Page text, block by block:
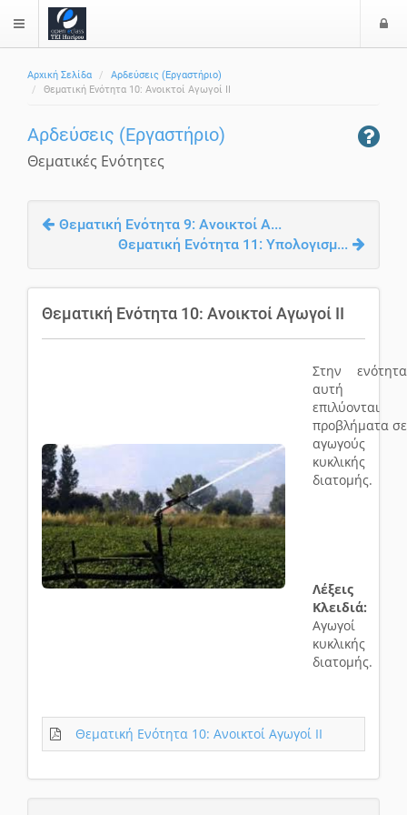
$langMenu
Αρχική Σελίδα
Αρδεύσεις (Εργαστήριο)
Θεματική Ενότητα 10: Ανοικτοί Αγωγοί ΙΙ
Αρδεύσεις (Εργαστήριο)
Θεματικές Ενότητες
Θεματική Ενότητα 9: Ανοικτοί Α...
Θεματική Ενότητα 11: Υπολογισμ...
Θεματική Ενότητα 10: Ανοικτοί Αγωγοί ΙΙ
Στην ενότητα
αυτή
επιλύονται
προβλήματα σε
αγωγούς
κυκλικής
διατομής.
Λέξεις
Κλειδιά:
Αγωγοί
κυκλικής
διατομής.
Θεματική Ενότητα 10: Ανοικτοί Αγωγοί ΙΙ